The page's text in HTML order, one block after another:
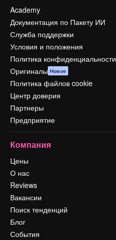
Academy
Документация по Пакету ИИ
Служба поддержки
Условия и положения
Политика конфиденциальности
Оригиналы Новое
Политика файлов cookie
Центр доверия
Партнеры
Предприятие
Компания
Цены
О нас
Reviews
Вакансии
Поиск тенденций
Блог
События